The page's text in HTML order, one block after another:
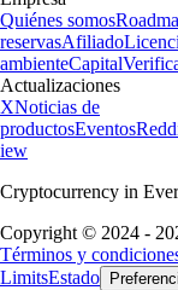
Quiénes somos
reservasAfiliado
ambienteCapital
Actualizaciones
XNoticias de
productosEventos
iew
Cryptocurrency in
Copyright © 2024 -
Términos y
LimitsEstado